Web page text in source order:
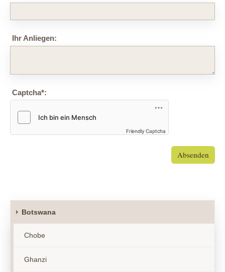
Ihr Anliegen:
Captcha*:
Friendly Captcha
Absenden
Botswana
Chobe
Ghanzi